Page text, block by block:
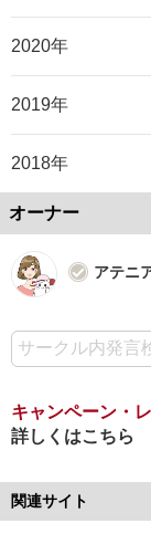
2020年
2019年
2018年
オーナー
アテニ
キャンペーン・
詳しくはこちら
関連サイト